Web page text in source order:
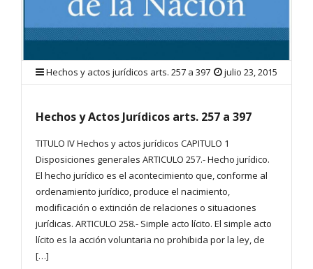
Hechos y actos jurídicos arts. 257 a 397 julio 23, 2015
Hechos y Actos Jurídicos arts. 257 a 397
TITULO IV Hechos y actos jurídicos CAPITULO 1
Disposiciones generales ARTICULO 257.- Hecho jurídico.
El hecho jurídico es el acontecimiento que, conforme al
ordenamiento jurídico, produce el nacimiento,
modificación o extinción de relaciones o situaciones
jurídicas. ARTICULO 258.- Simple acto lícito. El simple acto
lícito es la acción voluntaria no prohibida por la ley, de
[…]